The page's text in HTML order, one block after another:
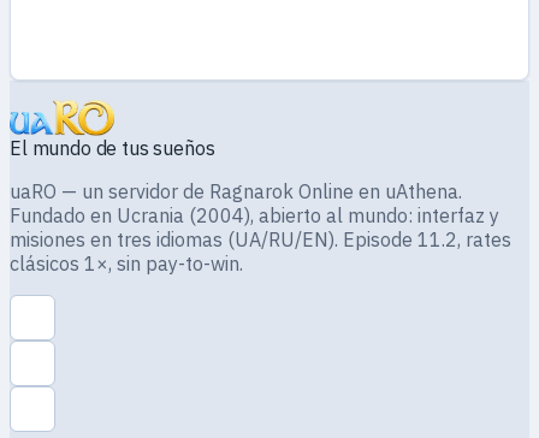
El mundo de tus sueños
uaRO — un servidor de Ragnarok Online en uAthena.
Fundado en Ucrania (2004), abierto al mundo: interfaz y
misiones en tres idiomas (UA/RU/EN). Episode 11.2, rates
clásicos 1×, sin pay-to-win.